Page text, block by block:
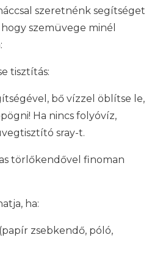
szeretnénk segítséget
szemüvege minél
tisztítás:
bő vízzel öblítse le,
Ha nincs folyóvíz,
sray-t.
törlőkendővel finoman
ha:
zsebkendő, póló,